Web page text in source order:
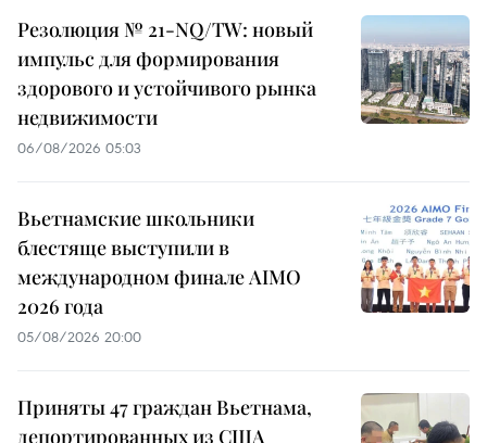
Резолюция № 21-NQ/TW: новый
импульс для формирования
здорового и устойчивого рынка
недвижимости
06/08/2026 05:03
Вьетнамские школьники
блестяще выступили в
международном финале AIMO
2026 года
05/08/2026 20:00
Приняты 47 граждан Вьетнама,
депортированных из США